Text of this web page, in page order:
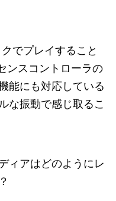
でプレイすること
ンスコントローラの
能にも対応している
な振動で感じ取るこ
ィアはどのようにレ